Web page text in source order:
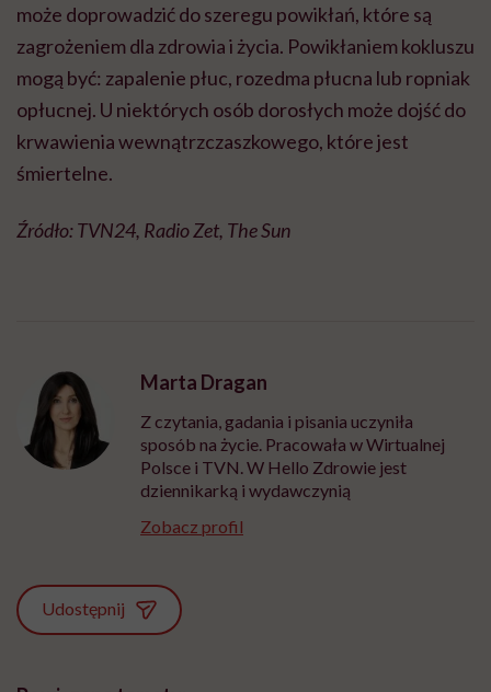
może doprowadzić do szeregu powikłań, które są
zagrożeniem dla zdrowia i życia. Powikłaniem kokluszu
mogą być: zapalenie płuc, rozedma płucna lub ropniak
opłucnej. U niektórych osób dorosłych może dojść do
krwawienia wewnątrzczaszkowego, które jest
śmiertelne.
Źródło: TVN24, Radio Zet, The Sun
Marta Dragan
Z czytania, gadania i pisania uczyniła
sposób na życie. Pracowała w Wirtualnej
Polsce i TVN. W Hello Zdrowie jest
dziennikarką i wydawczynią
Zobacz profil
Udostępnij